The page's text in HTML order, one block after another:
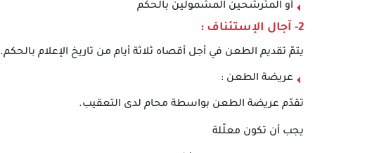
أو المترشحين المشمولين بالحكم
2- آجال الإستئناف :
يتمّ تقديم الطعن في أجل أقصاه ثلاثة أيام من تاريخ الإعلام بالحكم.
عريضة الطعن :
تقدّم عريضة الطعن بواسطة محام لدى التعقيب.
يجب أن تكون معلّلة